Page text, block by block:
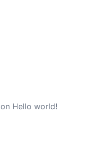
on Hello world!